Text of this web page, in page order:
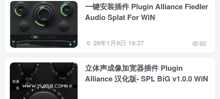
一键安装插件 Plugin Alliance Fiedler
Audio Splat For WiN
26年1月9日 19:37 92
立体声成像加宽器插件 Plugin
Alliance 汉化版- SPL BiG v1.0.0 WiN